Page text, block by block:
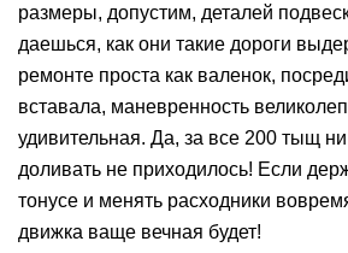
размеры, допустим, деталей
даешься, как они такие дороги
ремонте проста как валенок,
вставала, маневренность
удивительная. Да, за все 200 тыщ
доливать не приходилось! Если
тонусе и менять расходники
движка ваще вечная будет!